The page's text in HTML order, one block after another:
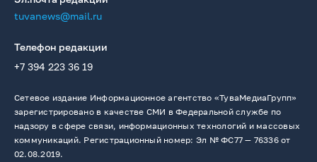
tuvanews@mail.ru
Телефон редакции
+7 394 223 36 19
Сетевое издание Информационное агентство «ТуваМедиаГрупп»
зарегистрировано в качестве СМИ в Федеральной службе по
надзору в сфере связи, информационных технологий и массовых
коммуникаций. Регистрационный номер: Эл № ФС77 — 76336 от
02.08.2019.